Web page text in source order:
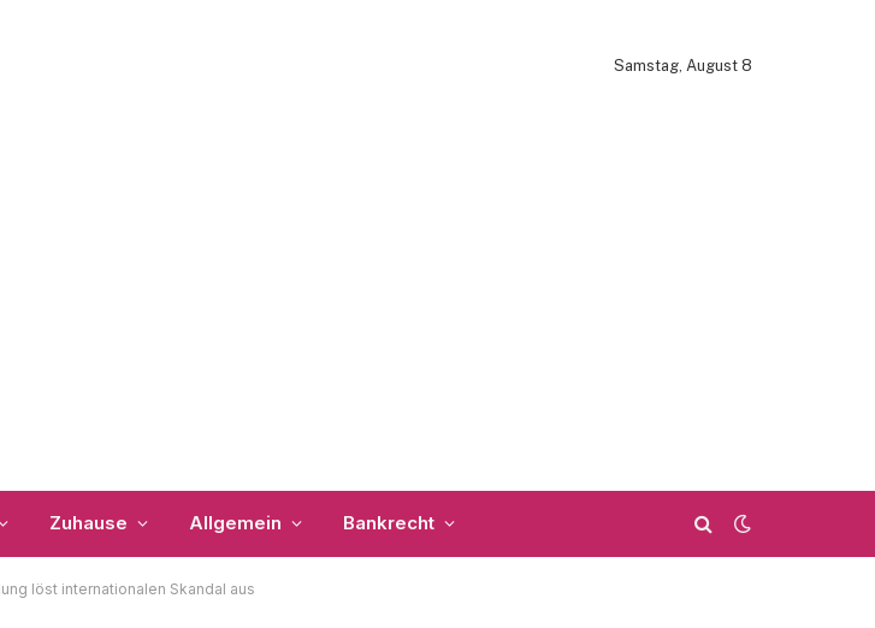
Samstag, August 8
Zuhause Allgemein Bankrecht
löst internationalen Skandal aus